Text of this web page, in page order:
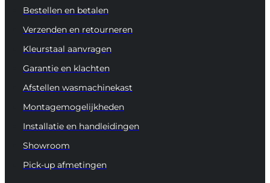
Bestellen en betalen
Verzenden en retourneren
Kleurstaal aanvragen
Garantie en klachten
Afstellen wasmachinekast
Montagemogelijkheden
Installatie en handleidingen
Showroom
Pick-up afmetingen